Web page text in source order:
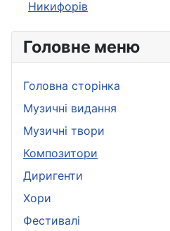
Головне меню
Головна сторінка
Музичні видання
Музичні твори
Композитори
Диригенти
Хори
Фестивалі
Никифорів